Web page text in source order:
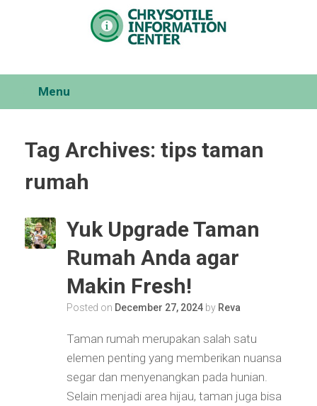
Menu
Tag Archives: tips taman
rumah
Yuk Upgrade Taman
Rumah Anda agar
Makin Fresh!
Posted on December 27, 2024 by Reva
Taman rumah merupakan salah satu
elemen penting yang memberikan nuansa
segar dan menyenangkan pada hunian.
Selain menjadi area hijau, taman juga bisa